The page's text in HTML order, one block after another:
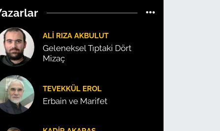
ALI RIZA AKBULUT
Geleneksel Tıptaki Dört
Mizaç
TEVEKKÜL EROL
Erbain ve Marifet